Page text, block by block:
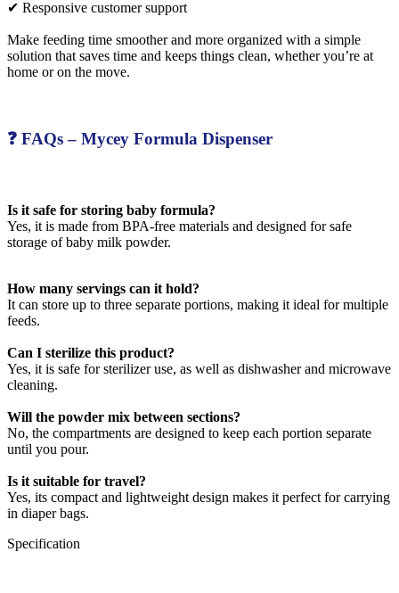
✔ Responsive customer support
Make feeding time smoother and more organized with a simple
solution that saves time and keeps things clean, whether you’re at
home or on the move.
❓ FAQs – Mycey Formula Dispenser
Is it safe for storing baby formula?
Yes, it is made from BPA-free materials and designed for safe
storage of baby milk powder.
How many servings can it hold?
It can store up to three separate portions, making it ideal for multiple
feeds.
Can I sterilize this product?
Yes, it is safe for sterilizer use, as well as dishwasher and microwave
cleaning.
Will the powder mix between sections?
No, the compartments are designed to keep each portion separate
until you pour.
Is it suitable for travel?
Yes, its compact and lightweight design makes it perfect for carrying
in diaper bags.
Specification